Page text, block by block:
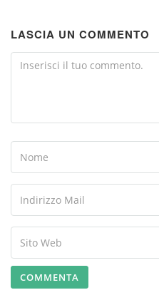
LASCIA UN COMMENTO
Comment
Your
Email
Your
Website